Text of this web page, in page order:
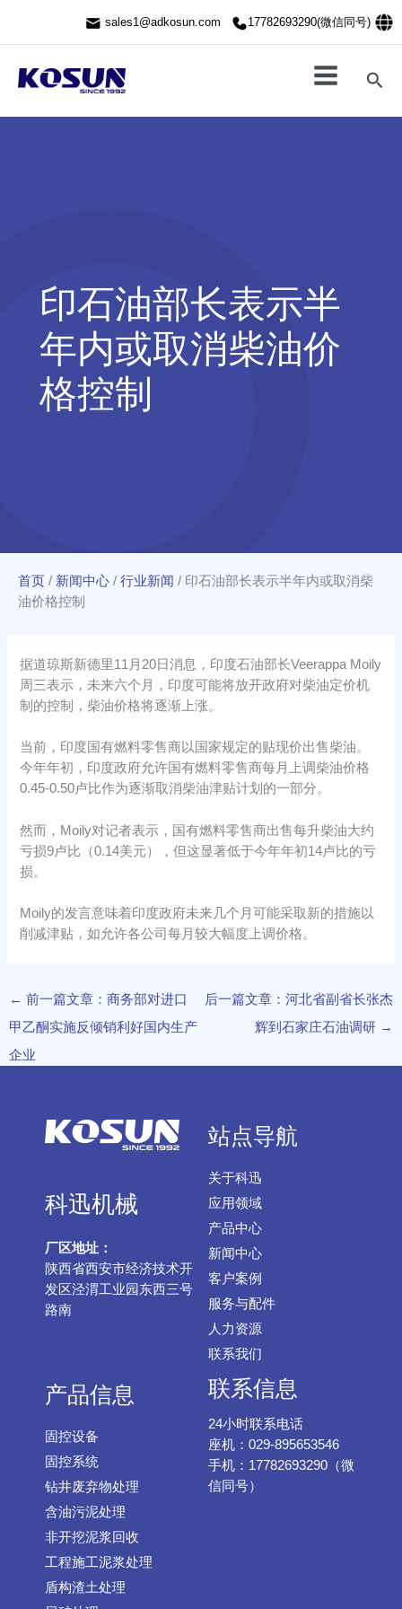
sales1@adkosun.com 17782693290(微信同号)
搜
索
印石油部长表示半
年内或取消柴油价
格控制
首页 / 新闻中心 / 行业新闻 / 印石油部长表示半年内或取消柴
油价格控制
据道琼斯新德里11月20日消息，印度石油部长Veerappa Moily
周三表示，未来六个月，印度可能将放开政府对柴油定价机
制的控制，柴油价格将逐渐上涨。
当前，印度国有燃料零售商以国家规定的贴现价出售柴油。
今年年初，印度政府允许国有燃料零售商每月上调柴油价格
0.45-0.50卢比作为逐渐取消柴油津贴计划的一部分。
然而，Moily对记者表示，国有燃料零售商出售每升柴油大约
亏损9卢比（0.14美元），但这显著低于今年年初14卢比的亏
损。
Moily的发言意味着印度政府未来几个月可能采取新的措施以
削减津贴，如允许各公司每月较大幅度上调价格。
← 前一篇文章：商务部对进口
甲乙酮实施反倾销利好国内生产
企业
后一篇文章：河北省副省长张杰
辉到石家庄石油调研 →
科迅机械
厂区地址：
陕西省西安市经济技术开
发区泾渭工业园东西三号
路南
站点导航
关于科迅
应用领域
产品中心
新闻中心
客户案例
服务与配件
人力资源
联系我们
产品信息
固控设备
固控系统
钻井废弃物处理
含油污泥处理
非开挖泥浆回收
工程施工泥浆处理
盾构渣土处理
联系信息
24小时联系电话
座机：029-895653546
手机：17782693290（微
信同号）